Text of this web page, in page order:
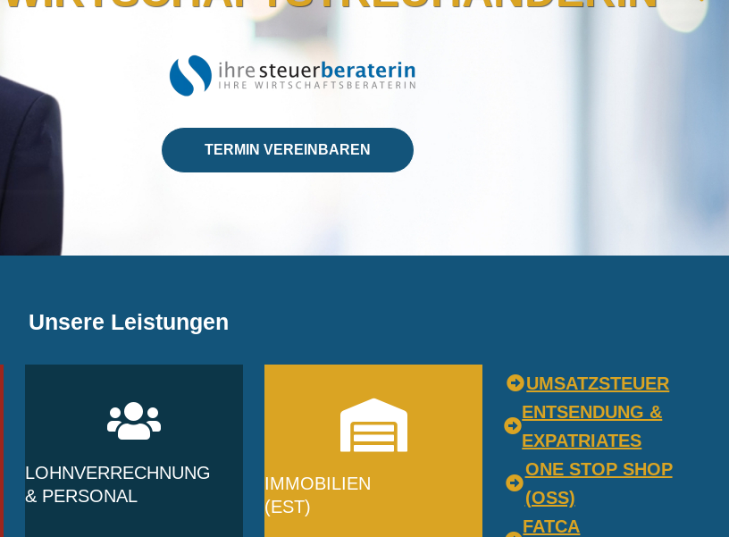
TERMIN VEREINBAREN
Unsere Leistungen
LOHNVERRECHNUNG
& PERSONAL
IMMOBILIEN
(EST)
UMSATZSTEUER
ENTSENDUNG &
EXPATRIATES
ONE STOP SHOP
(OSS)
FATCA